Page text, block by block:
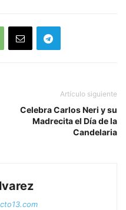
Artículo siguiente
Celebra Carlos Neri y su
Madrecita el Día de la
Candelaria